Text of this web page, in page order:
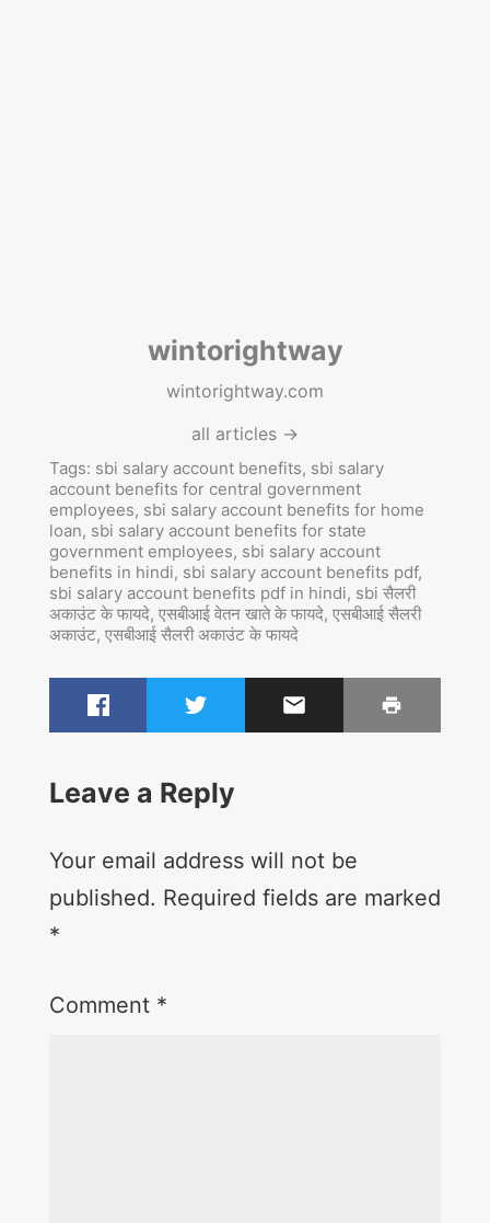
wintorightway
wintorightway.com
all articles →
Tags: sbi salary account benefits, sbi salary
account benefits for central government
employees, sbi salary account benefits for home
loan, sbi salary account benefits for state
government employees, sbi salary account
benefits in hindi, sbi salary account benefits pdf,
sbi salary account benefits pdf in hindi, sbi सैलरी
अकाउंट के फायदे, एसबीआई वेतन खाते के फायदे, एसबीआई सैलरी
अकाउंट, एसबीआई सैलरी अकाउंट के फायदे
Leave a Reply
Your email address will not be
published. Required fields are marked
*
Comment *